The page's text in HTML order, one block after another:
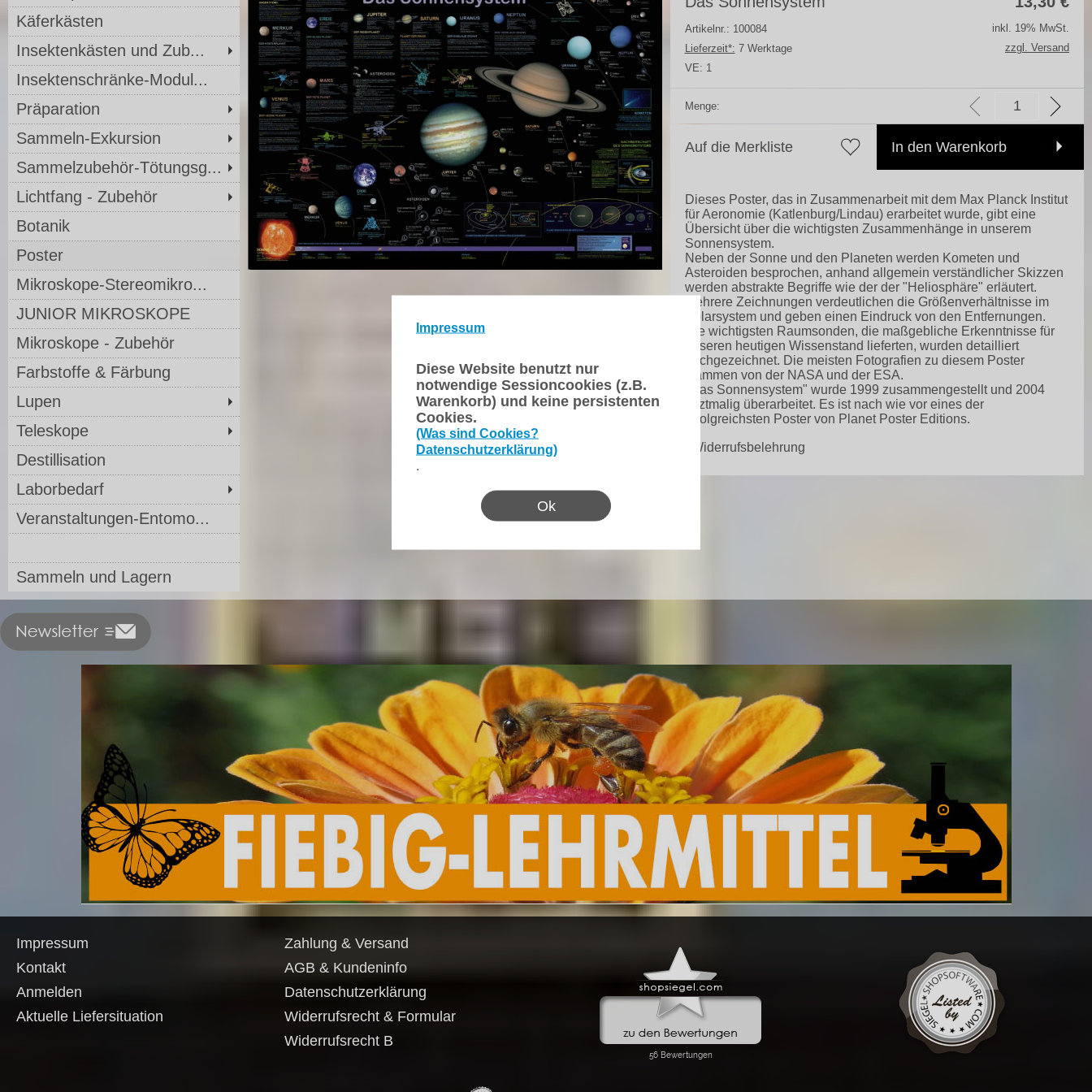
Impressum
Diese Website benutzt nur
notwendige Sessioncookies (z.B.
Warenkorb) und keine persistenten
Cookies.
(Was sind Cookies?
Datenschutzerklärung)
.
Ok
Käferkästen
Insektenkästen und Zub...
Insektenschränke-Modul...
Präparation
Sammeln-Exkursion
Sammelzubehör-Tötungsg...
Lichtfang - Zubehör
Botanik
Poster
Mikroskope-Stereomikro...
JUNIOR MIKROSKOPE
Mikroskope - Zubehör
Farbstoffe & Färbung
Lupen
Teleskope
Destillisation
Laborbedarf
Veranstaltungen-Entomo...
Sammeln und Lagern
Artikelnr.: 100084
Lieferzeit*: 7 Werktage
VE: 1
inkl. 19% MwSt.
zzgl. Versand
Menge:
Auf die Merkliste In den Warenkorb
Dieses Poster, das in Zusammenarbeit mit dem Max Planck Institut
für Aeronomie (Katlenburg/Lindau) erarbeitet wurde, gibt eine
Übersicht über die wichtigsten Zusammenhänge in unserem
Sonnensystem.
Neben der Sonne und den Planeten werden Kometen und
Asteroiden besprochen, anhand allgemein verständlicher Skizzen
werden abstrakte Begriffe wie der der "Heliosphäre" erläutert.
Mehrere Zeichnungen verdeutlichen die Größenverhältnisse im
Solarsystem und geben einen Eindruck von den Entfernungen.
Die wichtigsten Raumsonden, die maßgebliche Erkenntnisse für
unseren heutigen Wissenstand lieferten, wurden detailliert
nachgezeichnet. Die meisten Fotografien zu diesem Poster
stammen von der NASA und der ESA.
"Das Sonnensystem" wurde 1999 zusammengestellt und 2004
letztmalig überarbeitet. Es ist nach wie vor eines der
erfolgreichsten Poster von Planet Poster Editions.
▸Widerrufsbelehrung
Impressum
Kontakt
Anmelden
Aktuelle Liefersituation
Zahlung & Versand
AGB & Kundeninfo
Datenschutzerklärung
Widerrufsrecht & Formular
Widerrufsrecht B